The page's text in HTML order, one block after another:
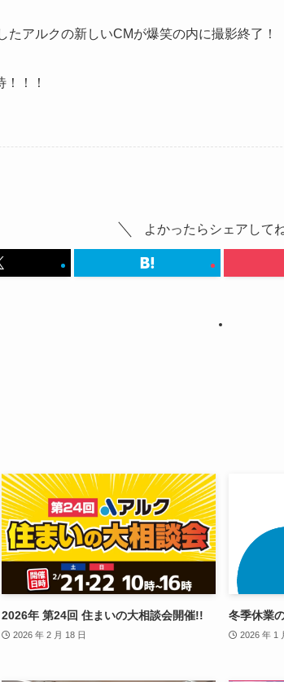
アルクの新しいCMが爆笑の内に撮影終了！
！！
よかったらシェアして
2026年 第24回 住まいの大相談会開催!!
2026 年 2 月 18 日
冬季休業
2026 年 1